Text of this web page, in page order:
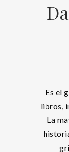
Es el
libros,
La